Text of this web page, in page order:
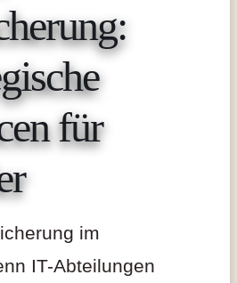
für
im
IT-Abteilungen